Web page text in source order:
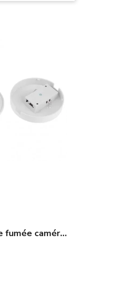
Détecteur de fumée caméra espion WIFI accessible à distance